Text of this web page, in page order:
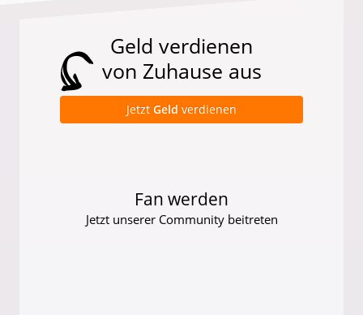
Geld verdienen
von Zuhause aus
Jetzt Geld verdienen
Fan werden
Jetzt unserer Community beitreten